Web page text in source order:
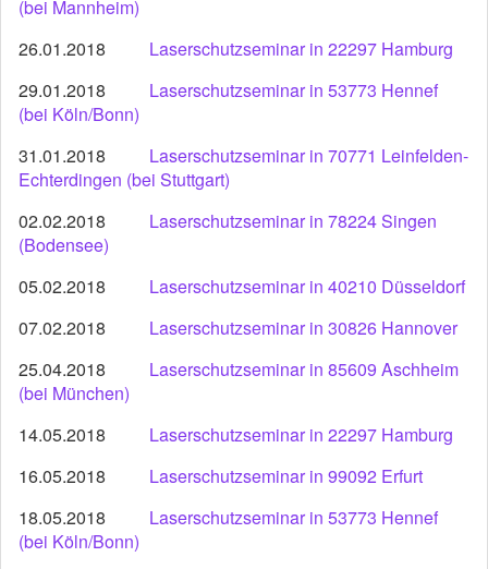
(bei Mannheim)
26.01.2018 Laserschutzseminar in 22297 Hamburg
29.01.2018 Laserschutzseminar in 53773 Hennef
(bei Köln/Bonn)
31.01.2018 Laserschutzseminar in 70771 Leinfelden-
Echterdingen (bei Stuttgart)
02.02.2018 Laserschutzseminar in 78224 Singen
(Bodensee)
05.02.2018 Laserschutzseminar in 40210 Düsseldorf
07.02.2018 Laserschutzseminar in 30826 Hannover
25.04.2018 Laserschutzseminar in 85609 Aschheim
(bei München)
14.05.2018 Laserschutzseminar in 22297 Hamburg
16.05.2018 Laserschutzseminar in 99092 Erfurt
18.05.2018 Laserschutzseminar in 53773 Hennef
(bei Köln/Bonn)